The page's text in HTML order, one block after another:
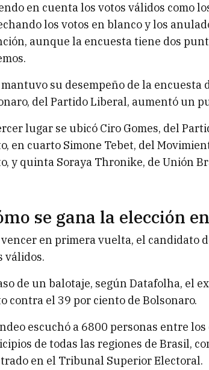
en cuenta los votos válidos como
los votos en blanco y los
aunque la encuesta tiene dos
su desempeño de la encuesta
del Partido Liberal, aumentó un
lugar se ubicó Ciro Gomes, del
en cuarto Simone Tebet, del
y quinta Soraya Thronike, de Unión
se gana la elección
en primera vuelta, el candidato
válidos.
de un balotaje, según Datafolha, el
contra el 39 por ciento de Bolsonaro.
escuchó a 6800 personas entre
de todas las regiones de Brasil,
en el Tribunal Superior Electoral.